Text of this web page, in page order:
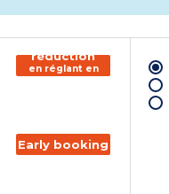
150€ de
réduction
en réglant en
chèque
Early booking